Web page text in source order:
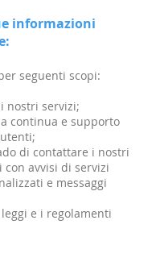
informazioni
seguenti scopi:
nostri servizi;
continua e supporto
di contattare i nostri
avvisi di servizi
e messaggi
e i regolamenti